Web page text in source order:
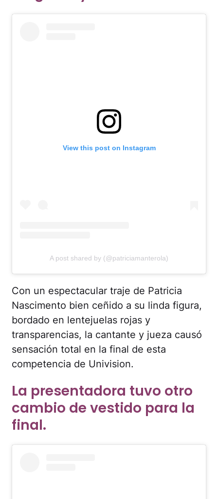
View this post on Instagram
A post shared by (@patriciamanterola)
Con un espectacular traje de Patricia
Nascimento bien ceñido a su linda figura,
bordado en lentejuelas rojas y
transparencias, la cantante y jueza causó
sensación total en la final de esta
competencia de Univision.
La presentadora tuvo otro
cambio de vestido para la
final.